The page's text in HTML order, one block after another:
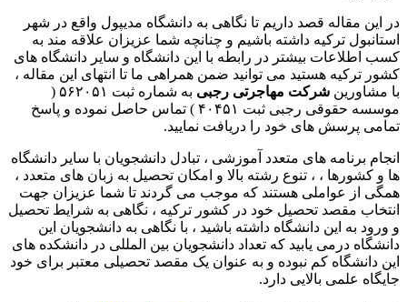
در این مقاله قصد داریم تا نگاهی به دانشگاه مدیپول واقع در شهر
استانبول ترکیه داشته باشیم و چنانچه شما عزیزان علاقه مند به
کسب اطلاعات بیشتر در رابطه با این دانشگاه و سایر دانشگاه های
کشور ترکیه هستید می توانید ضمن همراهی ما تا انتهای این مقاله ،
با مشاورین شرکت مهاجرتی رجبی
به شماره ثبت ۵۶۲۰۵۱ (
موسسه حقوقی رجبی ثبت ۴۰۴۵۱ ) تماس حاصل نموده و پاسخ
تمامی پرسش های خود را دریافت نمایید.
انجام برنامه های متعدد آموزشی ، تبادل دانشجویان با سایر دانشگاه
ها و کشورها ، ، تنوع رشته بالا و امکان تحصیل به زبان های متعدد ،
همگی از عواملی هستند که موجب می گردند تا شما عزیزان جهت
انتخاب مقصد تحصیل خود در کشور ترکیه ، نگاهی به شرایط تحصیل
و ورود به این دانشگاه داشته باشید ، با نگاهی به دانشجویان این
دانشگاه درمی یابید که تعداد دانشجویان بین المللی در دانشکده های
این دانشگاه کم نبوده و به عنوان یک مقصد تحصیلی معتبر برای خود
جایگاه علمی بالایی دارد.